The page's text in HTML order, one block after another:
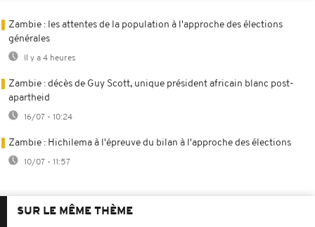
Zambie : les attentes de la population à l'approche des élections
générales
Il y a 4 heures
Zambie : décès de Guy Scott, unique président africain blanc post-
apartheid
16/07 - 10:24
Zambie : Hichilema à l'épreuve du bilan à l'approche des élections
10/07 - 11:57
SUR LE MÊME THÈME